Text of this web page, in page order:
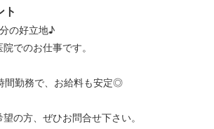
ト
の好立地♪
でのお仕事です。
間勤務で、お給料も安定◎
の方、ぜひお問合せ下さい。